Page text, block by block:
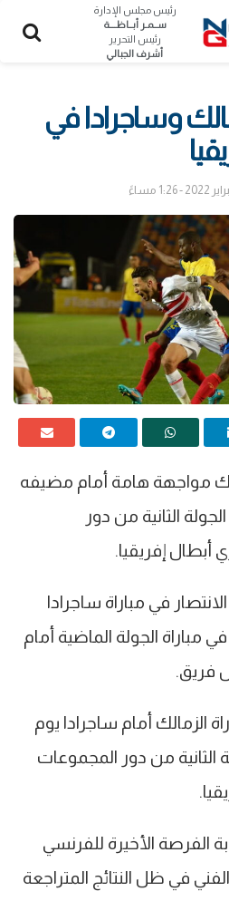
رئيس مجلس الإدارة
ســمـر أبــاظــــة
رئيس التحرير
أشرف الجبالي
وساجرادا في
مواجهة هامة أمام مضيفه
الثانية من دور
أبطال إفريقيا.
في مباراة ساجرادا
مباراة الجولة الماضية أمام
فريق.
الزمالك أمام ساجرادا يوم
الثانية من دور المجموعات
الفرصة الأخيرة للفرنسي
في ظل النتائج المتراجعة